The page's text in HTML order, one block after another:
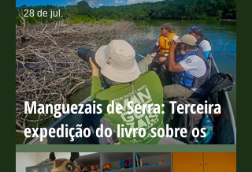
Manguezais
Manguezais de Serra: Terceira
28 de jul.